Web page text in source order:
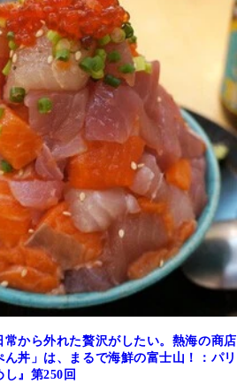
常から外れた贅沢がしたい。熱海の商店
丼」は、まるで海鮮の富士山！：パリ
』第250回